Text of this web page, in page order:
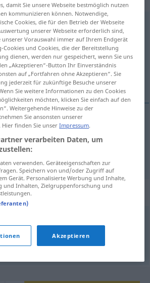
>
anklicken/antippen)
für "bedrücken"
,belasten
damit Sie unsere Webseite bestmöglich nutzen
kommunizieren können. Notwendige,
Cookies, die für den Betrieb der Webseite
unserer Webseite erforderlich sind,
Vorauswahl immer auf Ihrem Endgerät
Cookies und Cookies, die der Bereitstellung
dienen, werden nur gespeichert, wenn Sie uns
„Akzeptieren“-Button Ihr Einverständnis
auf „Fortfahren ohne Akzeptieren“. Sie
jederzeit für zukünftige Besuche unserer
Sie weitere Informationen zu den Cookies
möchten, klicken Sie einfach auf den
Weitergehende Hinweise zu der
Sie ansonsten unserer
. Hier finden Sie unserImpressum.
verarbeiten Daten, um
verwenden. Geräteeigenschaften zur
Speichern von und/oder Zugriff auf
Gerät. Personalisierte Werbung und Inhalte,
und Inhalten, Zielgruppenforschung und
Akzeptieren